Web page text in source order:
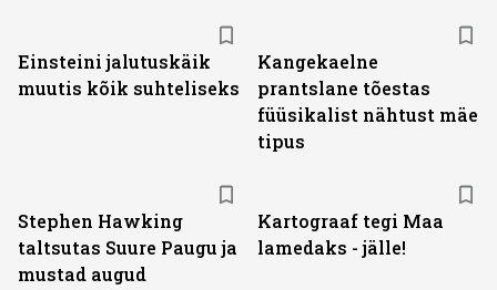
Einsteini jalutuskäik
muutis kõik suhteliseks
Kangekaelne
prantslane tõestas
füüsikalist nähtust mäe
tipus
Stephen Hawking
taltsutas Suure Paugu ja
mustad augud
Kartograaf tegi Maa
lamedaks - jälle!